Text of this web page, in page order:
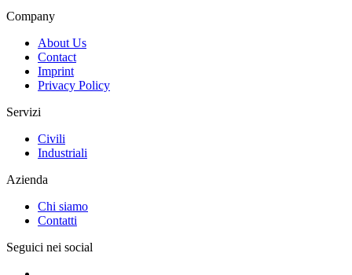
Company
About Us
Contact
Imprint
Privacy Policy
Servizi
Civili
Industriali
Azienda
Chi siamo
Contatti
Seguici nei social